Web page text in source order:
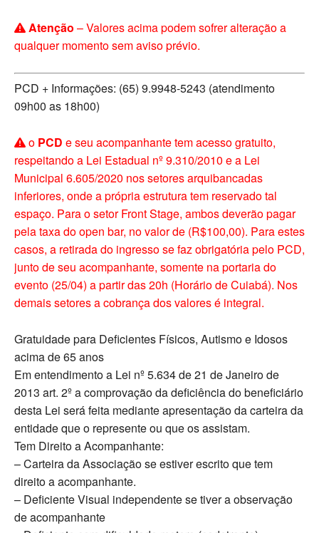
Atenção – Valores acima podem sofrer alteração a
qualquer momento sem aviso prévio.
PCD + Informações: (65) 9.9948-5243 (atendimento
09h00 as 18h00)
o PCD e seu acompanhante tem acesso gratuito,
respeitando a Lei Estadual nº 9.310/2010 e a Lei
Municipal 6.605/2020 nos setores arquibancadas
inferiores, onde a própria estrutura tem reservado tal
espaço. Para o setor Front Stage, ambos deverão pagar
pela taxa do open bar, no valor de (R$100,00). Para estes
casos, a retirada do ingresso se faz obrigatória pelo PCD,
junto de seu acompanhante, somente na portaria do
evento (25/04) a partir das 20h (Horário de Cuiabá). Nos
demais setores a cobrança dos valores é integral.
Gratuidade para Deficientes Físicos, Autismo e Idosos
acima de 65 anos
Em entendimento a Lei nº 5.634 de 21 de Janeiro de
2013 art. 2º a comprovação da deficiência do beneficiário
desta Lei será feita mediante apresentação da carteira da
entidade que o represente ou que os assistam.
Tem Direito a Acompanhante:
– Carteira da Associação se estiver escrito que tem
direito a acompanhante.
– Deficiente Visual independente se tiver a observação
de acompanhante